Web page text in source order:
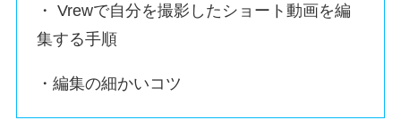
・ Vrewで自分を撮影したショート動画を編
集する手順
・編集の細かいコツ